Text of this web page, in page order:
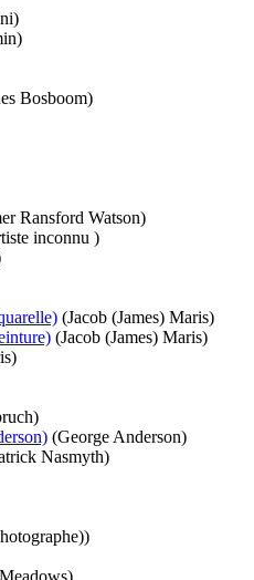
Bosboom)
Ransford Watson)
inconnu )
(Jacob (James) Maris)
(Jacob (James) Maris)
(George Anderson)
Nasmyth)